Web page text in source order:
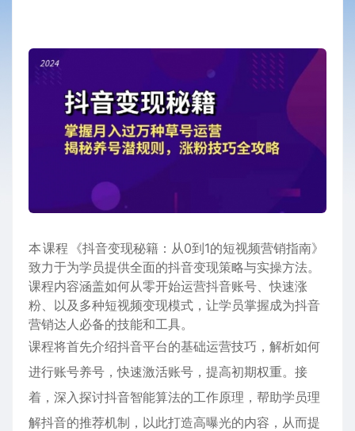
本课程 《抖音变现秘籍：从0到1的短视频营销指南》
致力于为学员提供全面的抖音变现策略与实操方法。
课程内容涵盖如何从零开始运营抖音账号、快速涨
粉、以及多种短视频变现模式，让学员掌握成为抖音
营销达人必备的技能和工具。
课程将首先介绍抖音平台的基础运营技巧，解析如何
进行账号养号，快速激活账号，提高初期权重。接
着，深入探讨抖音智能算法的工作原理，帮助学员理
解抖音的推荐机制，以此打造高曝光的内容，从而提